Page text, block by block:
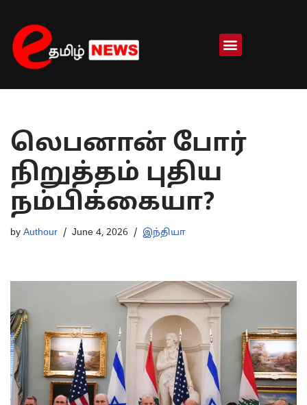
Skip
to
content
லெபனான் போர்
நிறுத்தம் புதிய
நம்பிக்கையா?
by Authour June 4, 2026 இந்தியா